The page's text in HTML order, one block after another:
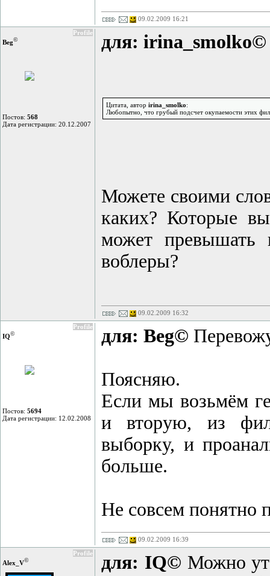
09.02.2009 16:21
Profile
Beg©
Постов: 568
Дата регистрации: 20.12.2007
для: irina_smolko©
Цитата, автор irina_smolko:
Любопытно, что грубый подсчет окупаемости этих
Можете своими
каких? Которые
может превышать
воблеры?
09.02.2009 16:32
Profile
IQ©
Постов: 5694
Дата регистрации: 12.02.2008
для: Beg©
Поясняю.
Если мы возьмём
и вторую, из
выборку, и
больше.
Не совсем понятно
09.02.2009 16:39
Profile
Alex_V© для: IQ© Можно